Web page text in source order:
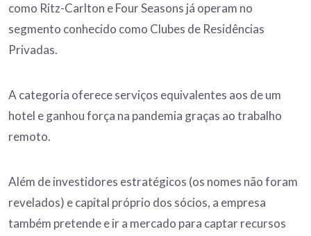
como Ritz-Carlton e Four Seasons já operam no
segmento conhecido como Clubes de Residências
Privadas.
A categoria oferece serviços equivalentes aos de um
hotel e ganhou força na pandemia graças ao trabalho
remoto.
Além de investidores estratégicos (os nomes não foram
revelados) e capital próprio dos sócios, a empresa
também pretende e ir a mercado para captar recursos